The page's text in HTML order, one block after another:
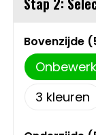
T-Shirts
Vesten
Schoenen
Papieren
Bovenzijde
3